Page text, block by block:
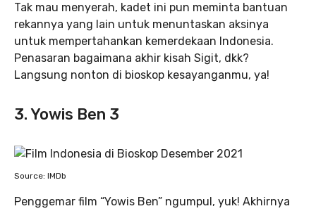
Tak mau menyerah, kadet ini pun meminta bantuan
rekannya yang lain untuk menuntaskan aksinya
untuk mempertahankan kemerdekaan Indonesia.
Penasaran bagaimana akhir kisah Sigit, dkk?
Langsung nonton di bioskop kesayanganmu, ya!
3. Yowis Ben 3
Source: IMDb
Penggemar film “Yowis Ben” ngumpul, yuk! Akhirnya